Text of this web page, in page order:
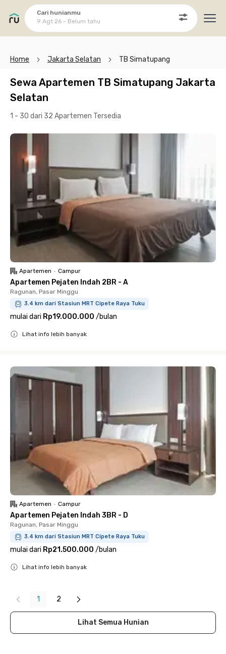
Cari hunianmu
9 Agt 26 - Belum tahu
Home Jakarta Selatan TB Simatupang
Sewa Apartemen TB Simatupang Jakarta
Selatan
1 - 30 dari 32 Apartemen Tersedia
Apartemen • Campur
Apartemen Pejaten Indah 2BR - A
Ragunan, Pasar Minggu
3.4 km dari Stasiun MRT Cipete Raya Tuku
mulai dari Rp19.000.000 /bulan
Lihat info lebih banyak
Apartemen • Campur
Apartemen Pejaten Indah 3BR - D
Ragunan, Pasar Minggu
3.4 km dari Stasiun MRT Cipete Raya Tuku
mulai dari Rp21.500.000 /bulan
Lihat info lebih banyak
1 2
Lihat Semua Hunian